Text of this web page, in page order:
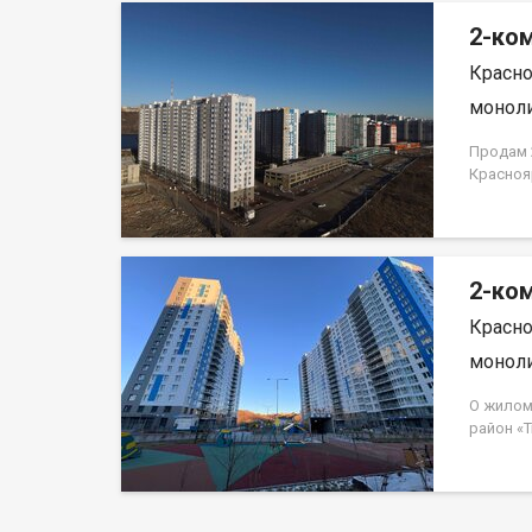
2-
Продам
2-
О жилом
район